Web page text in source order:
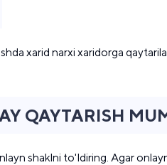
xarid narxi xaridorga
QAYTARISH
shaklni to'ldiring. Agar